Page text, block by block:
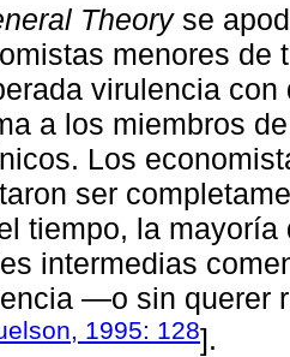
Theoryse
menores de
virulencia
a los miembros
Los
ser
tiempo, la
intermedias
―o sin querer
1995: 128].